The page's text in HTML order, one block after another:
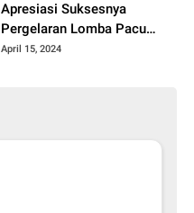
Apresiasi Suksesnya
Pergelaran Lomba Pacu
Kuda Lebaran Cup 2024
April 15, 2024